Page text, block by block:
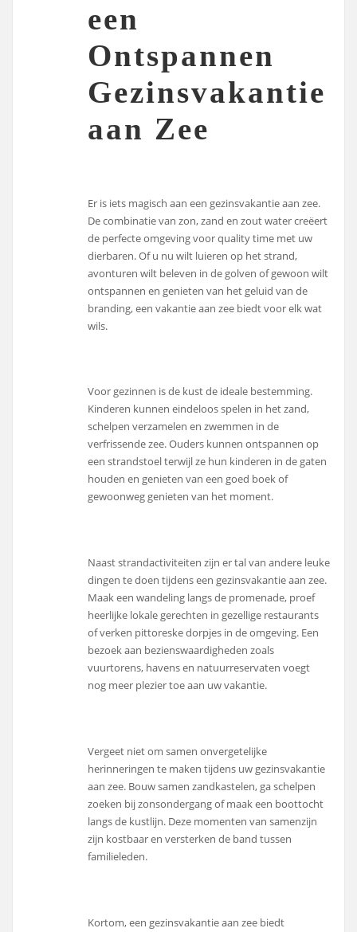
een
Ontspannen
Gezinsvakantie
aan Zee
Er is iets magisch aan een gezinsvakantie aan zee.
De combinatie van zon, zand en zout water creëert
de perfecte omgeving voor quality time met uw
dierbaren. Of u nu wilt luieren op het strand,
avonturen wilt beleven in de golven of gewoon wilt
ontspannen en genieten van het geluid van de
branding, een vakantie aan zee biedt voor elk wat
wils.
Voor gezinnen is de kust de ideale bestemming.
Kinderen kunnen eindeloos spelen in het zand,
schelpen verzamelen en zwemmen in de
verfrissende zee. Ouders kunnen ontspannen op
een strandstoel terwijl ze hun kinderen in de gaten
houden en genieten van een goed boek of
gewoonweg genieten van het moment.
Naast strandactiviteiten zijn er tal van andere leuke
dingen te doen tijdens een gezinsvakantie aan zee.
Maak een wandeling langs de promenade, proef
heerlijke lokale gerechten in gezellige restaurants
of verken pittoreske dorpjes in de omgeving. Een
bezoek aan bezienswaardigheden zoals
vuurtorens, havens en natuurreservaten voegt
nog meer plezier toe aan uw vakantie.
Vergeet niet om samen onvergetelijke
herinneringen te maken tijdens uw gezinsvakantie
aan zee. Bouw samen zandkastelen, ga schelpen
zoeken bij zonsondergang of maak een boottocht
langs de kustlijn. Deze momenten van samenzijn
zijn kostbaar en versterken de band tussen
familieleden.
Kortom, een gezinsvakantie aan zee biedt